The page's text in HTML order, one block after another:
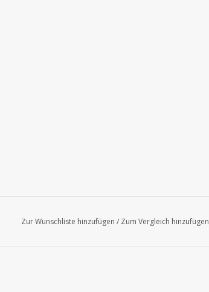
Zur Wunschliste hinzufügen / Zum Vergleich hinzufügen